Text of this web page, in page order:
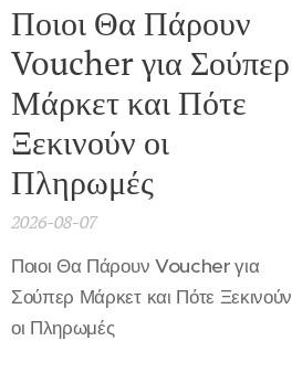
Ποιοι Θα Πάρουν
Voucher για Σούπερ
Μάρκετ και Πότε
Ξεκινούν οι
Πληρωμές
2026-08-07
Ποιοι Θα Πάρουν Voucher για
Σούπερ Μάρκετ και Πότε Ξεκινούν
οι Πληρωμές